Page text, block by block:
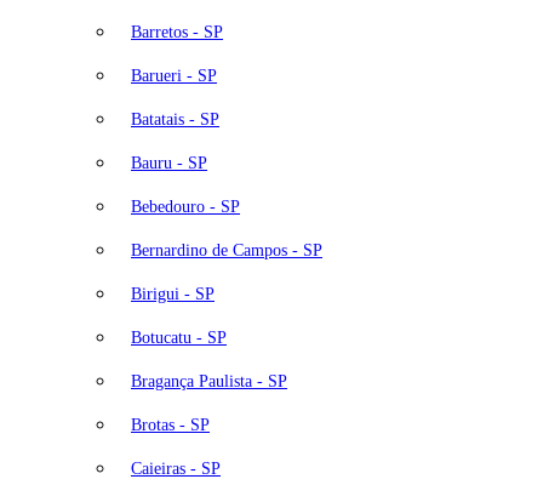
Barretos - SP
Barueri - SP
Batatais - SP
Bauru - SP
Bebedouro - SP
Bernardino de Campos - SP
Birigui - SP
Botucatu - SP
Bragança Paulista - SP
Brotas - SP
Caieiras - SP